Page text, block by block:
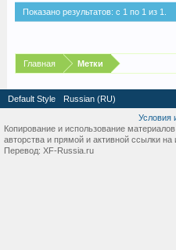
Показано результатов: с 1 по 1 из 1.
Главная Метки
Default Style Russian (RU)
Условия
Копирование и использование
авторства и прямой и активной ссылки
Перевод: XF-Russia.ru